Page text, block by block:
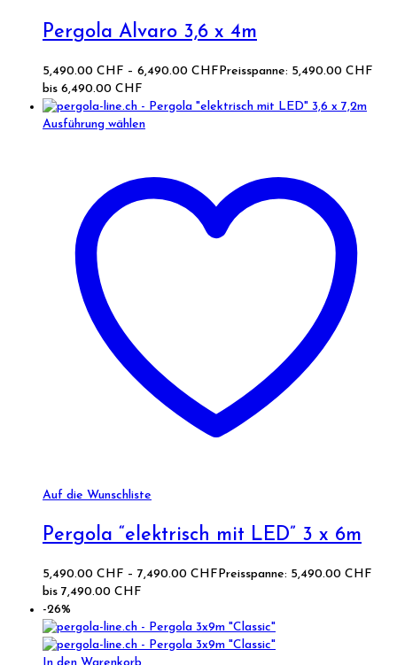
Pergola Alvaro 3,6 x 4m
5,490.00 CHF – 6,490.00 CHF Preisspanne: 5,490.00 CHF
bis 6,490.00 CHF
Ausführung wählen
Auf die Wunschliste
Pergola “elektrisch mit LED” 3 x 6m
5,490.00 CHF – 7,490.00 CHF Preisspanne: 5,490.00 CHF
bis 7,490.00 CHF
-26%